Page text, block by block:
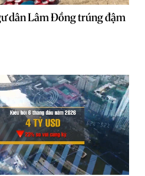
dân Lâm Đồng trúng đậm